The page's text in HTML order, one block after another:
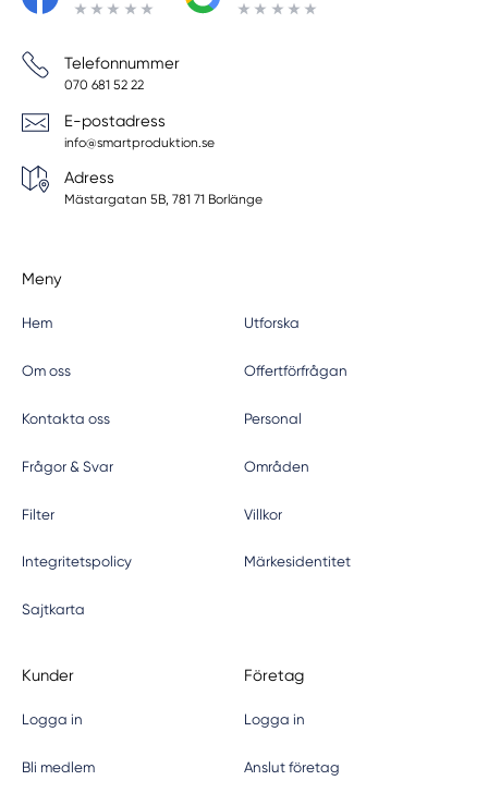
Telefonnummer
070 681 52 22
E-postadress
info@smartproduktion.se
Adress
Mästargatan 5B, 781 71 Borlänge
Meny
Hem Utforska
Om oss Offertförfrågan
Kontakta oss Personal
Frågor & Svar Områden
Filter Villkor
Integritetspolicy Märkesidentitet
Sajtkarta
Kunder
Logga in
Bli medlem
Företag
Logga in
Anslut företag